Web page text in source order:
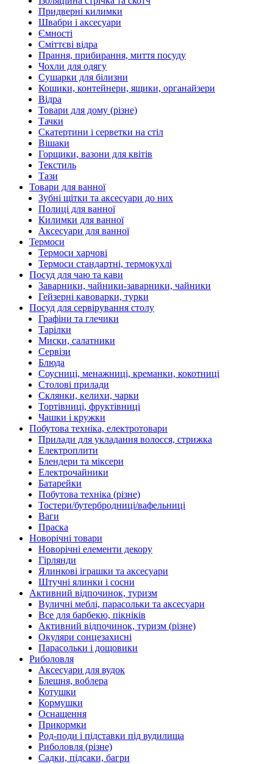
Придверні килимки
Швабри і аксесуари
Ємності
Сміттєві відра
Прання, прибирання, миття посуду
Чохли для одягу
Сушарки для білизни
Кошики, контейнери, ящики, органайзери
Відра
Товари для дому (різне)
Тачки
Скатертини і серветки на стіл
Вішаки
Горщики, вазони для квітів
Текстиль
Тази
Товари для ванної
Зубні щітки та аксесуари до них
Полиці для ванної
Килимки для ванної
Аксесуари для ванної
Термоси
Термоси харчові
Термоси стандартні, термокухлі
Посуд для чаю та кави
Заварники, чайники-заварники, чайники
Гейзерні кавоварки, турки
Посуд для сервірування столу
Графіни та глечики
Тарілки
Миски, салатники
Сервізи
Блюда
Соусниці, менажниці, креманки, кокотниці
Столові прилади
Склянки, келихи, чарки
Тортівниці, фруктівниці
Чашки і кружки
Побутова техніка, електротовари
Прилади для укладання волосся, стрижка
Електроплити
Блендери та міксери
Електрочайники
Батарейки
Побутова техніка (різне)
Тостери/бутербродниці/вафельниці
Ваги
Праска
Новорічні товари
Новорічні елементи декору
Гірлянди
Ялинкові іграшки та аксесуари
Штучні ялинки і сосни
Активний відпочинок, туризм
Вуличні меблі, парасольки та аксесуари
Все для барбекю, пікніків
Активний відпочинок, туризм (різне)
Окуляри сонцезахисні
Парасольки і дощовики
Риболовля
Аксесуари для вудок
Блешня, воблера
Котушки
Кормушки
Оснащення
Прикормки
Род-поди і підставки під вудилища
Риболовля (різне)
Садки, підсаки, багри